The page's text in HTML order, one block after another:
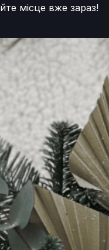
місце вже зараз!